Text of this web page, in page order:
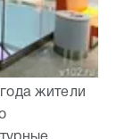
жители